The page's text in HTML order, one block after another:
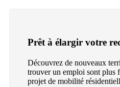
Prêt à élargir votre
Découvrez de nouveaux
trouver un emploi sont plus
projet de mobilité